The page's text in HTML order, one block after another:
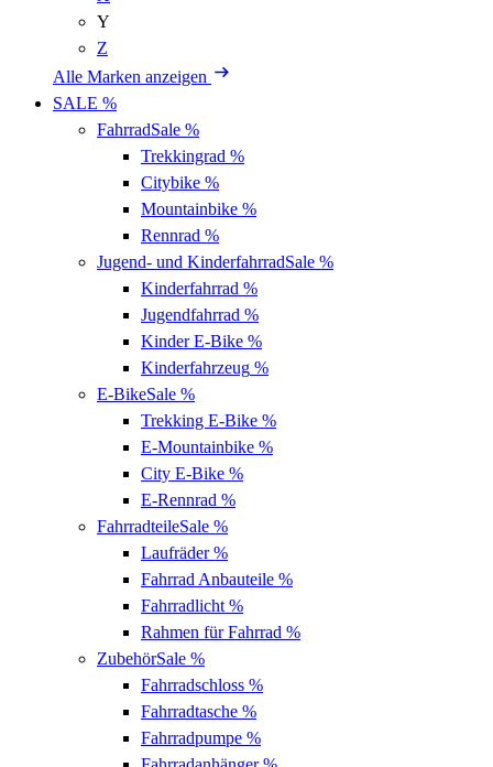
Y
Z
Alle Marken anzeigen
SALE %
FahrradSale %
Trekkingrad %
Citybike %
Mountainbike %
Rennrad %
Jugend- und KinderfahrradSale %
Kinderfahrrad %
Jugendfahrrad %
Kinder E-Bike %
Kinderfahrzeug %
E-BikeSale %
Trekking E-Bike %
E-Mountainbike %
City E-Bike %
E-Rennrad %
FahrradteileSale %
Laufräder%
Fahrrad Anbauteile %
Fahrradlicht %
Rahmen für Fahrrad %
ZubehörSale %
Fahrradschloss %
Fahrradtasche %
Fahrradpumpe %